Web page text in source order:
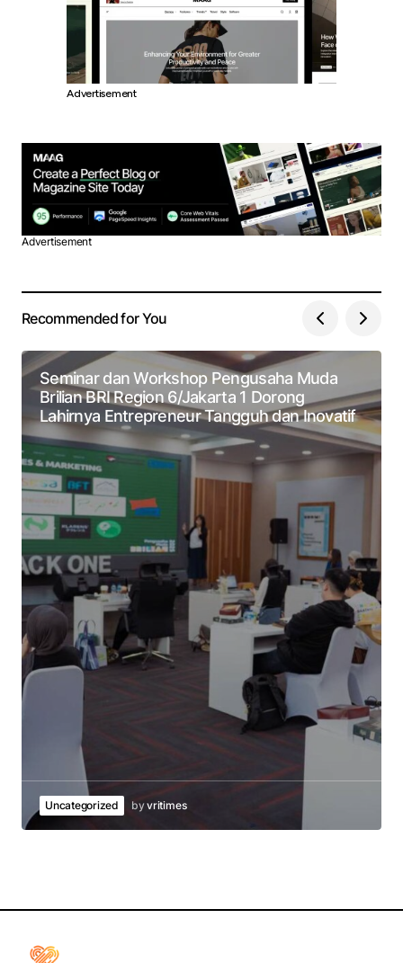
Advertisement
Advertisement
Recommended for You
Seminar dan Workshop Pengusaha Muda
Brilian BRI Region 6/Jakarta 1 Dorong
Lahirnya Entrepreneur Tangguh dan Inovatif
Uncategorized byvritimes